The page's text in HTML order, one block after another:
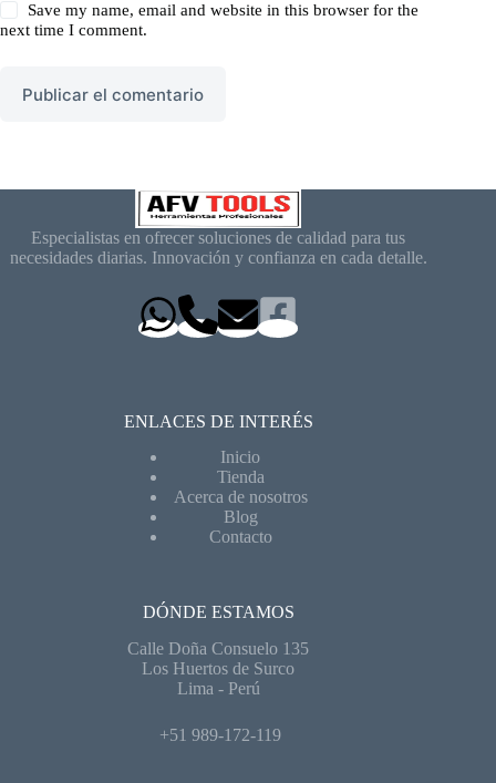
Save my name, email and website in this browser for the
next time I comment.
Publicar el comentario
Especialistas en ofrecer soluciones de calidad para tus
necesidades diarias. Innovación y confianza en cada detalle.
ENLACES DE INTERÉS
Inicio
Tienda
Acerca de nosotros
Blog
Contacto
DÓNDE ESTAMOS
Calle Doña Consuelo 135
Los Huertos de Surco
Lima - Perú
+51 989-172-119